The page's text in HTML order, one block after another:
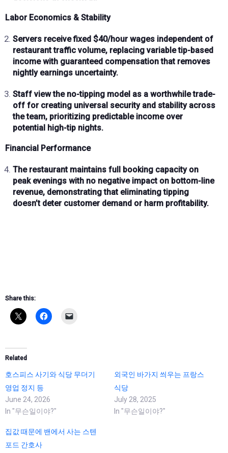
Labor Economics & Stability
Servers receivefixed $40/hour wages independent of
restaurant traffic volume, replacing variable tip-based
income with guaranteed compensation that removes
nightly earnings uncertainty.
Staff view the no-tipping model as a worthwhile trade-
off for creating universal security and stability across
the team, prioritizing predictable income over
potential high-tip nights.
Financial Performance
The restaurant maintains full booking capacity on
peak evenings with no negative impact on bottom-line
revenue, demonstrating that eliminating tipping
doesn’t deter customer demand or harm profitability.
Share this:
Related
호스피스 사기와 식당 무더기
영업 정지 등
June 24, 2026
In "무슨일이야?"
외국인 바가지 씌우는 프랑스
식당
July 28, 2025
In "무슨일이야?"
집값 때문에 밴에서 사는 스텐
포드 간호사